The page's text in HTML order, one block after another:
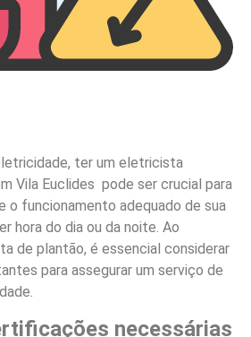
ter um eletricista
Vila Euclides pode ser crucial para
o funcionamento adequado de sua
hora do dia ou da noite. Ao
de plantão, é essencial considerar
para assegurar um serviço de
necessárias